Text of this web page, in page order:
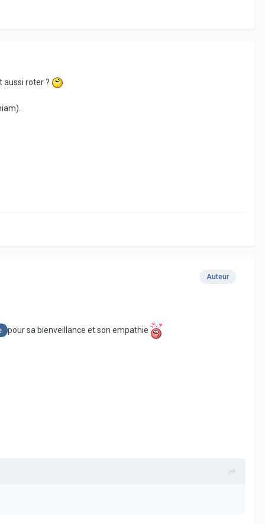
aussi roter ?
Auteur
pour sa bienveillance et son empathie